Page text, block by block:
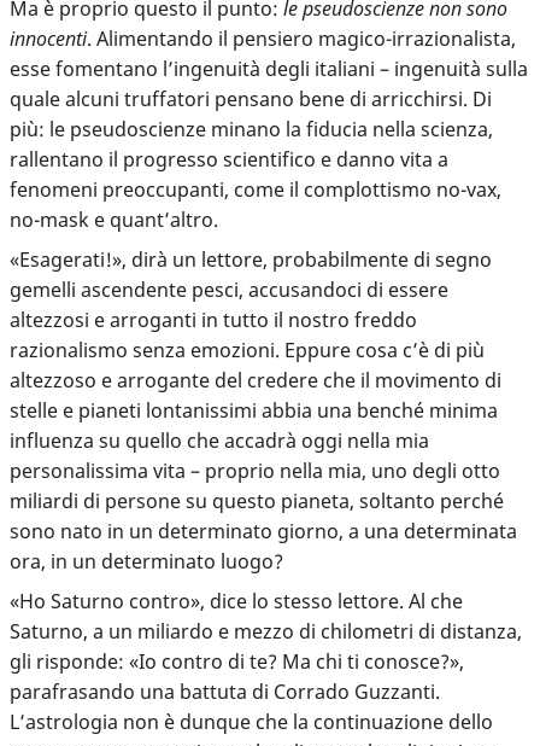
Ma è proprio questo il punto: le pseudoscienze non sono
innocenti. Alimentando il pensiero magico-irrazionalista,
esse fomentano l’ingenuità degli italiani – ingenuità sulla
quale alcuni truffatori pensano bene di arricchirsi. Di
più: le pseudoscienze minano la fiducia nella scienza,
rallentano il progresso scientifico e danno vita a
fenomeni preoccupanti, come il complottismo no-vax,
no-mask e quant’altro.
«Esagerati!», dirà un lettore, probabilmente di segno
gemelli ascendente pesci, accusandoci di essere
altezzosi e arroganti in tutto il nostro freddo
razionalismo senza emozioni. Eppure cosa c’è di più
altezzoso e arrogante del credere che il movimento di
stelle e pianeti lontanissimi abbia una benché minima
influenza su quello che accadrà oggi nella mia
personalissima vita – proprio nella mia, uno degli otto
miliardi di persone su questo pianeta, soltanto perché
sono nato in un determinato giorno, a una determinata
ora, in un determinato luogo?
«Ho Saturno contro», dice lo stesso lettore. Al che
Saturno, a un miliardo e mezzo di chilometri di distanza,
gli risponde: «Io contro di te? Ma chi ti conosce?»,
parafrasando una battuta di Corrado Guzzanti.
L’astrologia non è dunque che la continuazione dello